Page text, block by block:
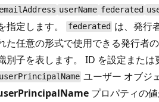
emailAddress userName federated
指定します。 federated は、発行
た任意の形式で使用できる発行者
別子を表します。 ID を設定または
userPrincipalName ユーザー オブジ
プロパティの